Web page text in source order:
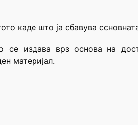
каде што ја обавува
издава врз основа на
материјал.